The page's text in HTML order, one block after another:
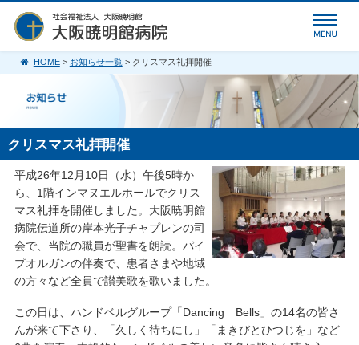
HOME> お知らせ一覧> クリスマス礼拝開催
クリスマス礼拝開催
平成26年12月10日（水）午後5時か
ら、1階インマヌエルホールでクリス
マス礼拝を開催しました。大阪暁明館
病院伝道所の岸本光子チャプレンの司
会で、当院の職員が聖書を朗読。パイ
プオルガンの伴奏で、患者さまや地域
の方々など全員で讃美歌を歌いました。
この日は、ハンドベルグループ「Dancing Bells」の14名の皆さ
んが来て下さり、「久しく待ちにし」「まきびとひつじを」など